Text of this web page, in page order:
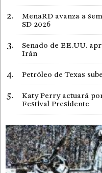
MenaRD avanza a
SD 2026
Senado de EE.UU.
Irán
Petróleo de Texas
Katy Perry actuará
Festival Presidente